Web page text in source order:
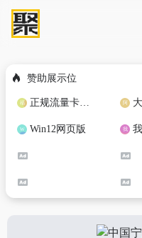
赞助展示位
正规流量卡免费加盟合作
Win12网页版